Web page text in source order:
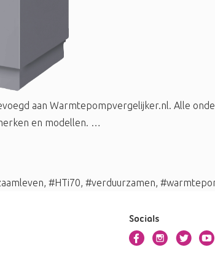
aan Warmtepompvergelijker.nl. Alle
en modellen. …
, #HTi70, #verduurzamen,
Socials